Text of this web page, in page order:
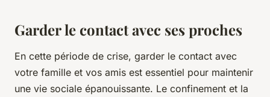
Garder le contact avec ses proches
En cette période de crise, garder le contact avec
votre famille et vos amis est essentiel pour maintenir
une vie sociale épanouissante. Le confinement et la